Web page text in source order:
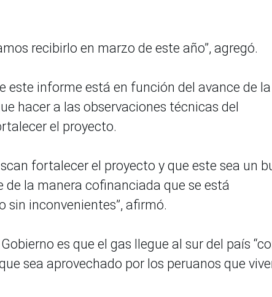
recibirlo en marzo de este año”, agregó.
este informe está en función del avance de la
hacer a las observaciones técnicas del
el proyecto.
fortalecer el proyecto y que este sea un
de la manera cofinanciada que se está
sin inconvenientes”, afirmó.
es que el gas llegue al sur del país
sea aprovechado por los peruanos que